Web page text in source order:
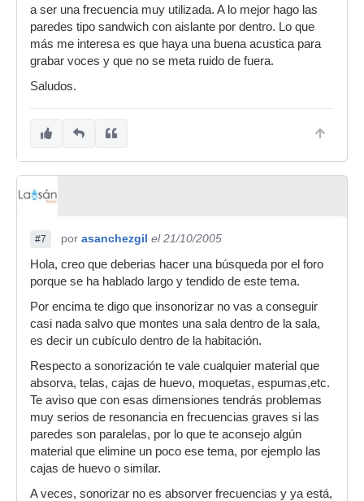
a ser una frecuencia muy utilizada. A lo mejor hago las
paredes tipo sandwich con aislante por dentro. Lo que
más me interesa es que haya una buena acustica para
grabar voces y que no se meta ruido de fuera.
Saludos.
#7 por asanchezgil el 21/10/2005
Hola, creo que deberias hacer una búsqueda por el foro
porque se ha hablado largo y tendido de este tema.
Por encima te digo que insonorizar no vas a conseguir
casi nada salvo que montes una sala dentro de la sala,
es decir un cubículo dentro de la habitación.
Respecto a sonorización te vale cualquier material que
absorva, telas, cajas de huevo, moquetas, espumas,etc.
Te aviso que con esas dimensiones tendrás problemas
muy serios de resonancia en frecuencias graves si las
paredes son paralelas, por lo que te aconsejo algún
material que elimine un poco ese tema, por ejemplo las
cajas de huevo o similar.
A veces, sonorizar no es absorver frecuencias y ya está,